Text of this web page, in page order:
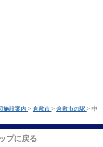
施設案内 > 倉敷市 > 倉敷市の駅 > 中
プに戻る